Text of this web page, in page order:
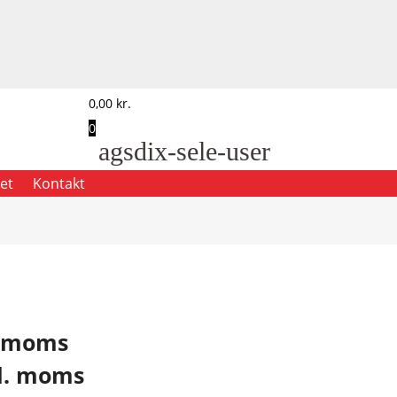
0,00 kr.
0
agsdix-sele-user
Kontakt
moms